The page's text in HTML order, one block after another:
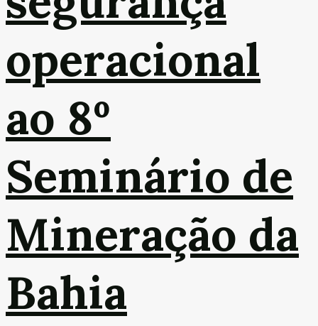
operacional
ao 8º
Seminário de
Mineração da
Bahia